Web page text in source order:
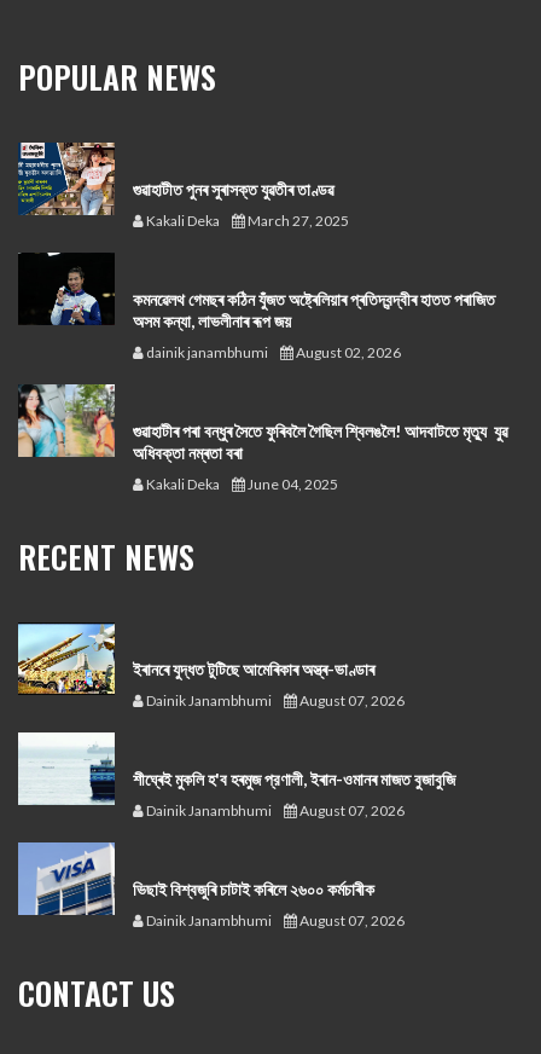
POPULAR NEWS
গুৱাহাটীত পুনৰ সুৰাসক্ত যুৱতীৰ তাণ্ডৱ
Kakali Deka March 27, 2025
কমনৱেলথ গেমছৰ কঠিন যুঁজত অষ্ট্ৰেলিয়াৰ প্ৰতিদ্বন্দ্বীৰ হাতত পৰাজিত
অসম কন্যা, লাভলীনাৰ ৰূপ জয়
dainik janambhumi August 02, 2026
গুৱাহাটীৰ পৰা বন্ধুৰ সৈতে ফুৰিবলৈ গৈছিল শ্বিলঙলৈ! আদবাটতে মৃত্যু যুৱ
অধিবক্তা নম্ৰতা বৰা
Kakali Deka June 04, 2025
RECENT NEWS
ইৰানৰে যুদ্ধত টুটিছে আমেৰিকাৰ অস্ত্ৰ-ভাণ্ডাৰ
Dainik Janambhumi August 07, 2026
শীঘ্ৰেই মুকলি হ'ব হৰমুজ প্রণালী, ইৰান-ওমানৰ মাজত বুজাবুজি
Dainik Janambhumi August 07, 2026
ভিছাই বিশ্বজুৰি চাটাই কৰিলে ২৬০০ কৰ্মচাৰীক
Dainik Janambhumi August 07, 2026
CONTACT US